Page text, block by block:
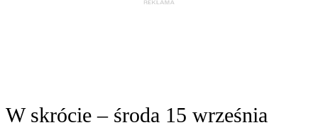
W skrócie – środa 15 września